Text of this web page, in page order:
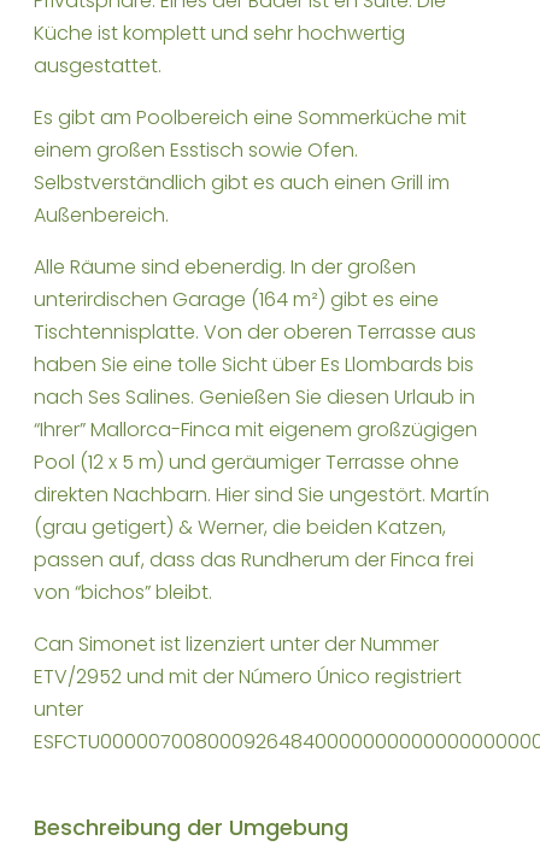
Küche ist komplett und sehr hochwertig
ausgestattet.
Es gibt am Poolbereich eine Sommerküche mit
einem großen Esstisch sowie Ofen.
Selbstverständlich gibt es auch einen Grill im
Außenbereich.
Alle Räume sind ebenerdig. In der großen
unterirdischen Garage (164 m²) gibt es eine
Tischtennisplatte. Von der oberen Terrasse aus
haben Sie eine tolle Sicht über Es Llombards bis
nach Ses Salines. Genießen Sie diesen Urlaub in
“Ihrer” Mallorca-Finca mit eigenem großzügigen
Pool (12 x 5 m) und geräumiger Terrasse ohne
direkten Nachbarn. Hier sind Sie ungestört. Martín
(grau getigert) & Werner, die beiden Katzen,
passen auf, dass das Rundherum der Finca frei
von “bichos” bleibt.
Can Simonet ist lizenziert unter der Nummer
ETV/2952 und mit der Número Único registriert
unter
Beschreibung der Umgebung